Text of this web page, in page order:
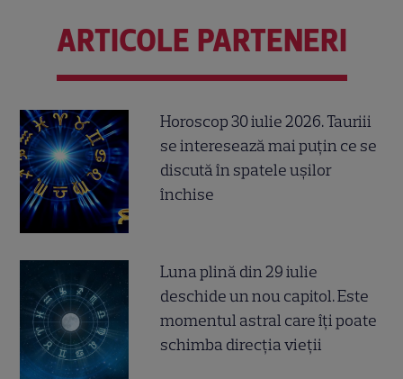
ARTICOLE PARTENERI
Horoscop 30 iulie 2026. Tauriii
se interesează mai puțin ce se
discută în spatele ușilor
închise
Luna plină din 29 iulie
deschide un nou capitol. Este
momentul astral care îți poate
schimba direcția vieții